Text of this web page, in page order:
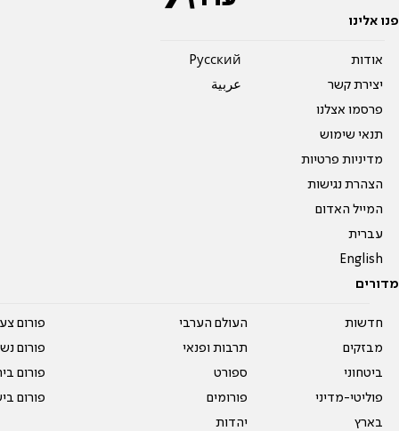
פנו אלינו
אודות
יצירת קשר
פרסמו אצלנו
תנאי שימוש
מדיניות פרטיות
הצהרת נגישות
המייל האדום
עברית
English
Pусский
عربية
מדורים
חדשות
מבזקים
ביטחוני
פוליטי-מדיני
בארץ
העולם הערבי
תרבות ופנאי
ספורט
פורומים
יהדות
פורום
פורום
פורום
פורום